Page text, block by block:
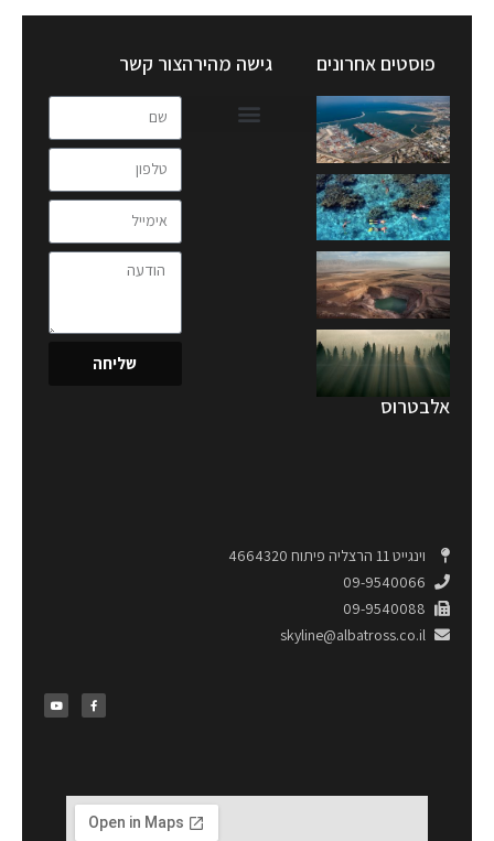
פוסטים אחרונים גישה מהירהצור קשר
שליחה
אלבטרוס
וינגייט 11 הרצליה פיתוח 4664320
09-9540066
09-9540088
skyline@albatross.co.il